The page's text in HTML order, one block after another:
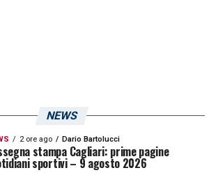
due squadre riuscirà ad
prestazioni del giovane
NEWS
2 ore ago Dario Bartolucci
stampa Cagliari: prime pagine
sportivi – 9 agosto 2026